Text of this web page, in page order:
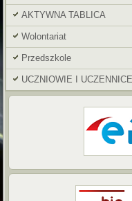
AKTYWNA TABLICA
Wolontariat
Przedszkole
UCZNIOWIE I